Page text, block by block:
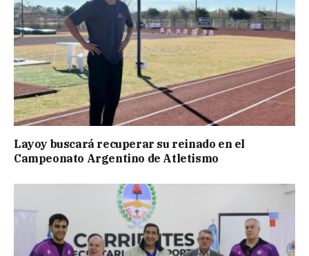
Layoy buscará recuperar su reinado en el
Campeonato Argentino de Atletismo